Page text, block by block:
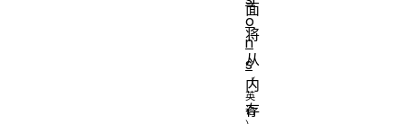
面
将
从
内
存
o
n
s